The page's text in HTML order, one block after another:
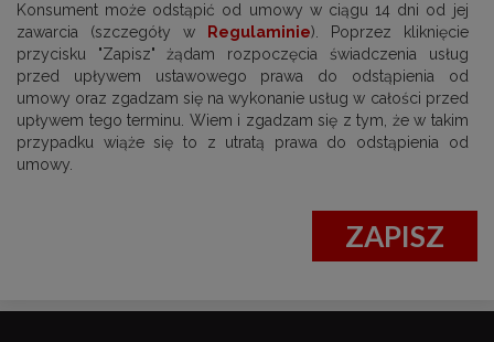
Konsument może odstąpić od umowy w ciągu 14 dni od jej
zawarcia (szczegóły w
Regulaminie). Poprzez kliknięcie
przycisku "Zapisz" żądam rozpoczęcia świadczenia usług
przed upływem ustawowego prawa do odstąpienia od
umowy oraz zgadzam się na wykonanie usług w całości przed
upływem tego terminu. Wiem i zgadzam się z tym, że w takim
przypadku wiąże się to z utratą prawa do odstąpienia od
umowy.
ZAPISZ